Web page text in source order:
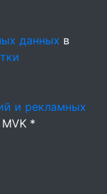
данных в
и рекламных
*